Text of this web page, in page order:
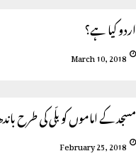
اردو کیا ہے؟
March 10, 2018
مسجد کے اماموں کو بلّی کی طرح
February 25, 2018